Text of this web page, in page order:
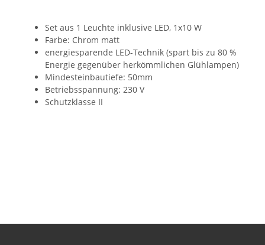
Set aus 1 Leuchte inklusive LED, 1x10 W
Farbe: Chrom matt
energiesparende LED-Technik (spart bis zu 80 %
Energie gegenüber herkömmlichen Glühlampen)
Mindesteinbautiefe: 50mm
Betriebsspannung: 230 V
Schutzklasse II